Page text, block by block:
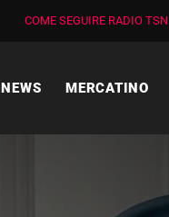
COME SEGUIRE RADIO TSN
NEWS MERCATINO